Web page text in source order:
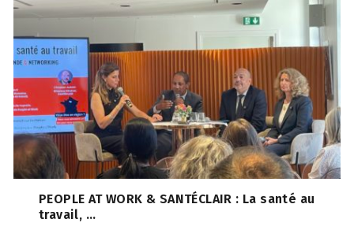
PEOPLE AT WORK & SANTÉCLAIR : La santé au
travail, ...